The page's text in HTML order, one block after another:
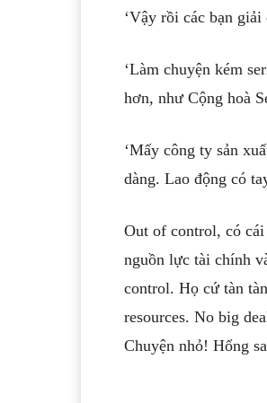
‘Vậy rồi các bạn giải
‘Làm chuyện kém
hơn, như Cộng hoà
‘Mấy công ty sản
dàng. Lao động có
Out of control, có cái
nguồn lực tài chính
control. Họ cứ tàn
resources. No big
Chuyện nhỏ! Hổng